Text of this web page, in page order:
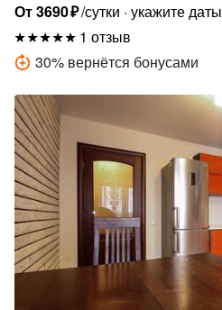
От3690₽/сутки укажите даты
1 отзыв
30% вернётся бонусами